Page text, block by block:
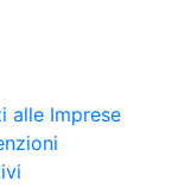
alle Imprese